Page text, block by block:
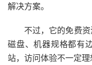
解决方案。
不过，它的免费
磁盘、机器规格都有
站，访问体验不一定理